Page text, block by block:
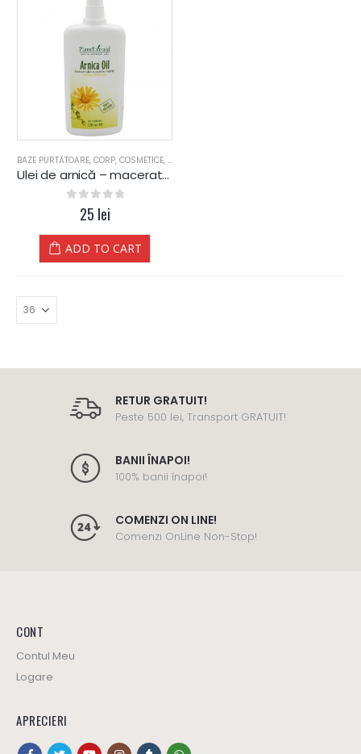
BAZE PURTĂTOARE, CORP, COSMETICE, FITOTERAPICE
Ulei de arnică – macerat uleios de arnica – plantextrakt
out of 5
25 lei
ADD TO CART
RETUR GRATUIT!
Peste 500 lei, Transport GRATUIT!
BANII ÎNAPOI!
100% banii înapoi!
COMENZI ON LINE!
Comenzi OnLine Non-Stop!
CONT
Contul Meu
Logare
APRECIERI